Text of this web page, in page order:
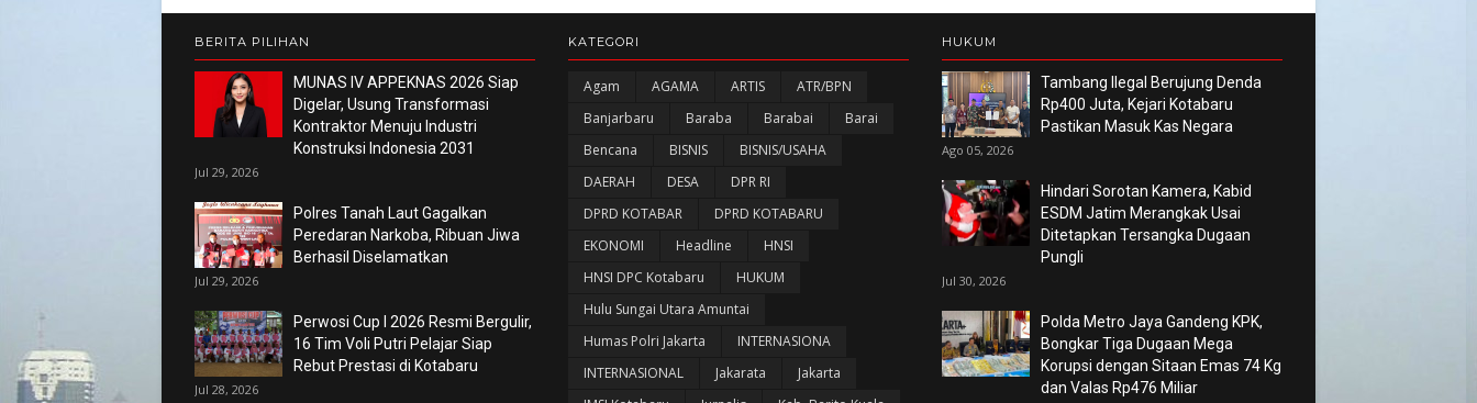
BERITA PILIHAN
MUNAS IV APPEKNAS 2026 Siap
Digelar, Usung Transformasi
Kontraktor Menuju Industri
Konstruksi Indonesia 2031
Jul 29, 2026
Polres Tanah Laut Gagalkan
Peredaran Narkoba, Ribuan Jiwa
Berhasil Diselamatkan
Jul 29, 2026
Perwosi Cup I 2026 Resmi Bergulir,
16 Tim Voli Putri Pelajar Siap
Rebut Prestasi di Kotabaru
Jul 28, 2026
KATEGORI
Agam AGAMA ARTIS
ATR/BPN
Banjarbaru
Baraba Barabai
Barai
Bencana
BISNIS
BISNIS/USAHA
DAERAH
DESA
DPR RI
DPRD KOTABAR
DPRD KOTABARU
EKONOMI
Headline
HNSI
HNSI DPC Kotabaru
HUKUM
Hulu Sungai Utara Amuntai
Humas Polri Jakarta
INTERNASIONA
INTERNASIONAL
Jakarata
Jakarta
HUKUM
Tambang Ilegal Berujung Denda
Rp400 Juta, Kejari Kotabaru
Pastikan Masuk Kas Negara
Ago 05, 2026
Hindari Sorotan Kamera, Kabid
ESDM Jatim Merangkak Usai
Ditetapkan Tersangka Dugaan
Pungli
Jul 30, 2026
Polda Metro Jaya Gandeng KPK,
Bongkar Tiga Dugaan Mega
Korupsi dengan Sitaan Emas 74 Kg
dan Valas Rp476 Miliar